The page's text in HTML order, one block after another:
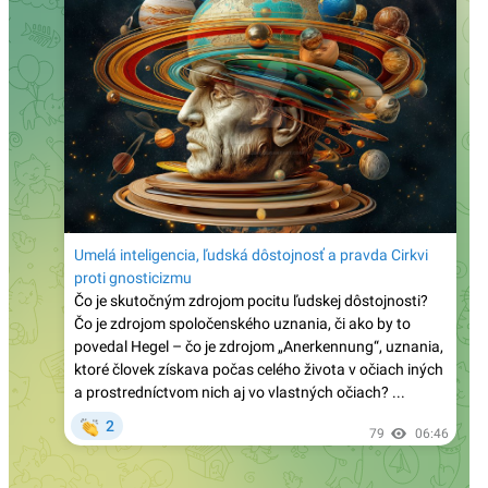
Ceute pokúšajú vlámať do súkromných domov“
Prieskum biskupskej konferencie medzi mladými
brazílskymi katolíkmi: Nedôstojná liturgia, príliš
politiky a málo vierouky ich odvracia od života
viery
Španielsko: Diecéza Cádiz a Ceuta zareagovala na
čerstvú inváziu ilegálnych imigrantov tým, že všetky
cirkevné zbierky odovzdala pre nich!
Známy katolícky spisovateľ Martin Mosebach sa
dnes dožíva 75 rokov a zostáva verný Tradícii: „Od
mladosti som bol pripravený bojovať prehraný boj“
Bývalý mafiánsky boss o filme Citizen Vigilante:
„Každý z nás môže byť bdelým občanom – tým, že
pôjde voliť a odmietne woke ideológiu“
Poľský Ústavný súd zrušil normu, ktorá
umožňovala zapisovať zväzky osôb rovnakého